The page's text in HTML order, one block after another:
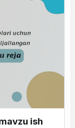
ish